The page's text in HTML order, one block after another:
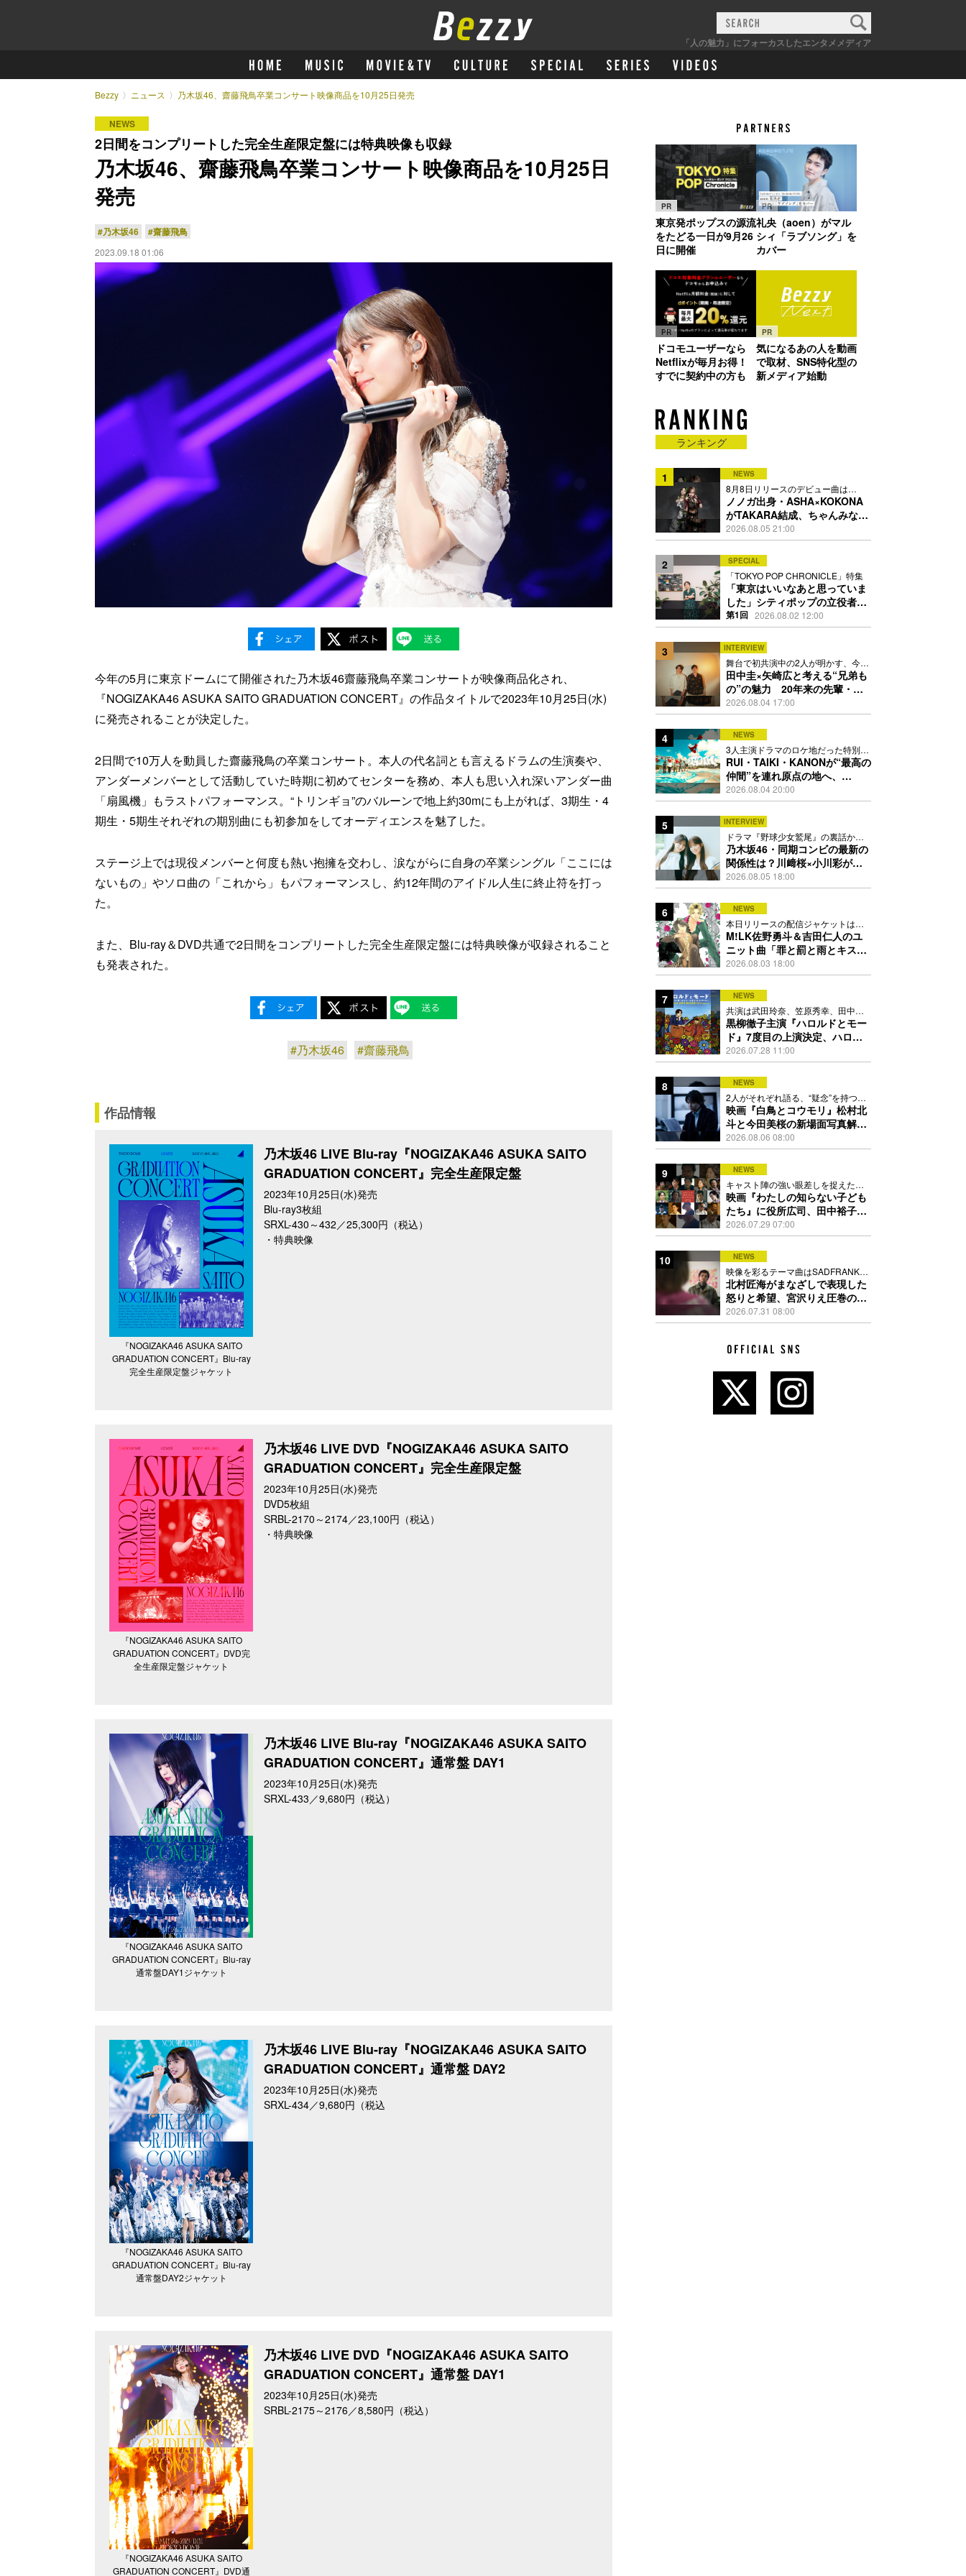
「人の魅力」にフォーカスしたエンタメメディア
Bezzy ニュース 乃木坂46、齋藤飛鳥卒業コンサート映像商品を10月25日発売
NEWS
2日間をコンプリートした完全生産限定盤には特典映像も収録
乃木坂46、齋藤飛鳥卒業コンサート映像商品を10月25日
発売
#乃木坂46 #齋藤飛鳥
2023.09.18 01:06
今年の5月に東京ドームにて開催された乃木坂46齋藤飛鳥卒業コンサートが映像商品化され、
『NOGIZAKA46 ASUKA SAITO GRADUATION CONCERT』の作品タイトルで2023年10月25日(水)
に発売されることが決定した。
2日間で10万人を動員した齋藤飛鳥の卒業コンサート。本人の代名詞とも言えるドラムの生演奏や、
アンダーメンバーとして活動していた時期に初めてセンターを務め、本人も思い入れ深いアンダー曲
「扇風機」もラストパフォーマンス。“トリンギョ”のバルーンで地上約30mにも上がれば、3期生・4
期生・5期生それぞれの期別曲にも初参加をしてオーディエンスを魅了した。
ステージ上では現役メンバーと何度も熱い抱擁を交わし、涙ながらに自身の卒業シングル「ここには
ないもの」やソロ曲の「これから」もパフォーマンスし、約12年間のアイドル人生に終止符を打っ
た。
また、Blu-ray＆DVD共通で2日間をコンプリートした完全生産限定盤には特典映像が収録されること
も発表された。
#乃木坂46 #齋藤飛鳥
作品情報
『NOGIZAKA46 ASUKA SAITO
GRADUATION CONCERT』Blu-ray
完全生産限定盤ジャケット
乃木坂46 LIVE Blu-ray『NOGIZAKA46 ASUKA SAITO
GRADUATION CONCERT』完全生産限定盤
2023年10月25日(水)発売
Blu-ray3枚組
SRXL-430～432／25,300円（税込）
・特典映像
『NOGIZAKA46 ASUKA SAITO
GRADUATION CONCERT』DVD完
全生産限定盤ジャケット
乃木坂46 LIVE DVD『NOGIZAKA46 ASUKA SAITO
GRADUATION CONCERT』完全生産限定盤
2023年10月25日(水)発売
DVD5枚組
SRBL-2170～2174／23,100円（税込）
・特典映像
『NOGIZAKA46 ASUKA SAITO
GRADUATION CONCERT』Blu-ray
通常盤DAY1ジャケット
乃木坂46 LIVE Blu-ray『NOGIZAKA46 ASUKA SAITO
GRADUATION CONCERT』通常盤 DAY1
2023年10月25日(水)発売
SRXL-433／9,680円（税込）
『NOGIZAKA46 ASUKA SAITO
GRADUATION CONCERT』Blu-ray
通常盤DAY2ジャケット
乃木坂46 LIVE Blu-ray『NOGIZAKA46 ASUKA SAITO
GRADUATION CONCERT』通常盤 DAY2
2023年10月25日(水)発売
SRXL-434／9,680円（税込
『NOGIZAKA46 ASUKA SAITO
GRADUATION CONCERT』DVD通
乃木坂46 LIVE DVD『NOGIZAKA46 ASUKA SAITO
GRADUATION CONCERT』通常盤 DAY1
2023年10月25日(水)発売
SRBL-2175～2176／8,580円（税込）
PR
東京発ポップスの源流
をたどる一日が9月26
日に開催
PR
礼央（aoen）がマル
シィ「ラブソング」を
カバー
PR
ドコモユーザーなら
Netflixが毎月お得！
すでに契約中の方も
PR
気になるあの人を動画
で取材、SNS特化型の
新メディア始動
ランキング
1 NEWS
8月8日リリースのデビュー曲は
「Time is money」
ノノガ出身・ASHA×KOKONA
がTAKARA結成、ちゃんみな主
宰レーベル第2弾アーティスト
に
2026.08.05 21:00
2 SPECIAL
「TOKYO POP CHRONICLE」特集
「東京はいいなあと思っていま
した」シティポップの立役者・
伊藤銀次の名曲回想録
第1回 2026.08.02 12:00
3 INTERVIEW
舞台で初共演中の2人が明かす、今の
自分をつくる恩人の存在
田中圭×矢崎広と考える“兄弟も
の”の魅力 20年来の先輩・後
輩が初めて見つけた互いの共通
点とは
2026.08.04 17:00
4 NEWS
3人主演ドラマのロケ地だった特別な
場所で撮影を敢行
RUI・TAIKI・KANONが“最高の
仲間”を連れ原点の地へ、
STARGLOW「GOTH」ダンス
映像公開
2026.08.04 20:00
5 INTERVIEW
ドラマ『野球少女鷲尾』の裏話から
隠れた素顔にたっぷり迫る
乃木坂46・同期コンビの最新の
関係性は？川﨑桜×小川彩が明
かす互いの推しポイント
2026.08.05 18:00
6 NEWS
本日リリースの配信ジャケットは
PEACH-PITが描き下ろし
M!LK佐野勇斗＆吉田仁人のユ
ニット曲「罪と罰と雨とキス」
MV公開、2人が霧雨と共に舞い
踊る
2026.08.03 18:00
7 NEWS
共演は武田玲奈、笠原秀幸、田中要
次、井川遥
黒柳徹子主演『ハロルドとモー
ド』7度目の上演決定、ハロル
ド役はKEY TO LIT岩﨑大昇
2026.07.28 11:00
8 NEWS
2人がそれぞれ語る、“疑念”を持つこ
との苦しさとは
映画『白鳥とコウモリ』松村北
斗と今田美桜の新場面写真解
禁、事件前後で一変する表情捉
えた全4点
2026.08.06 08:00
9 NEWS
キャスト陣の強い眼差しを捉えたポ
スター、本予告も解禁
映画『わたしの知らない子ども
たち』に役所広司、田中裕子、
岡田准一、吉田羊、坂東龍汰ら
13人
2026.07.29 07:00
10 NEWS
映像を彩るテーマ曲はSADFRANKが
歌う「愛の讃歌」カバー
北村匠海がまなざしで表現した
怒りと希望、宮沢りえ圧巻の演
技が光る『しびれ』90秒予告解
禁
2026.07.31 08:00